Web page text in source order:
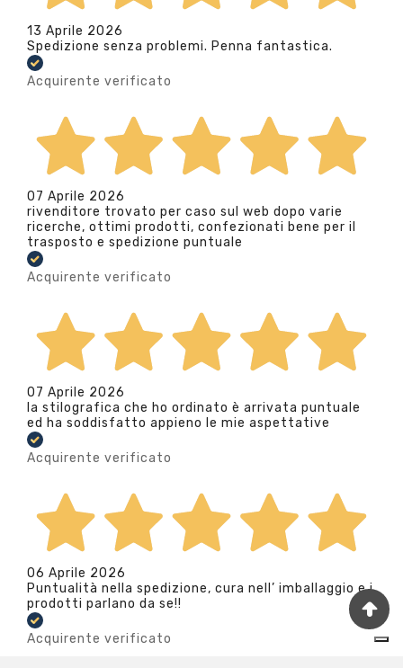
13 Aprile 2026
Spedizione senza problemi. Penna fantastica.
Acquirente verificato
07 Aprile 2026
rivenditore trovato per caso sul web dopo varie
ricerche, ottimi prodotti, confezionati bene per il
trasposto e spedizione puntuale
Acquirente verificato
07 Aprile 2026
la stilografica che ho ordinato è arrivata puntuale
ed ha soddisfatto appieno le mie aspettative
Acquirente verificato
06 Aprile 2026
Puntualità nella spedizione, cura nell’ imballaggio e i
prodotti parlano da se!!
Acquirente verificato